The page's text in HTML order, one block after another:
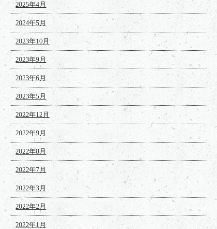
2025年4月
2024年5月
2023年10月
2023年9月
2023年6月
2023年5月
2022年12月
2022年9月
2022年8月
2022年7月
2022年3月
2022年2月
2022年1月